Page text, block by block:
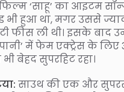
‘साहू’ का आइटम
भी हुआ था, मगर उससे
फीस ली थी। इसके बाद
पानी’ में फेम एक्ट्रेस के
भी बेहद सुपरहिट रहा।
साउथ की एक और